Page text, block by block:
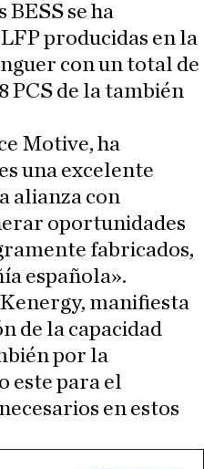
se ha
producidas en la
con un total de
PCS de la también
Motive, ha
una excelente
alianza con
oportunidades
fabricados,
española».
Kenergy, manifiesta
de la capacidad
por la
este para el
en estos